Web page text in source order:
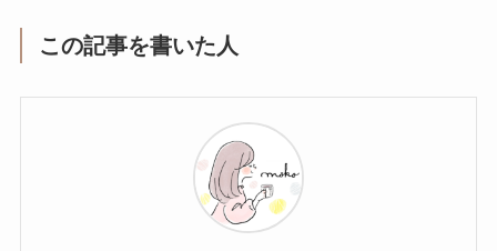
この記事を書いた人